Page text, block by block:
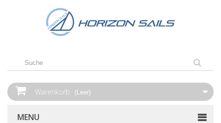
Warenkorb (Leer)
MENU